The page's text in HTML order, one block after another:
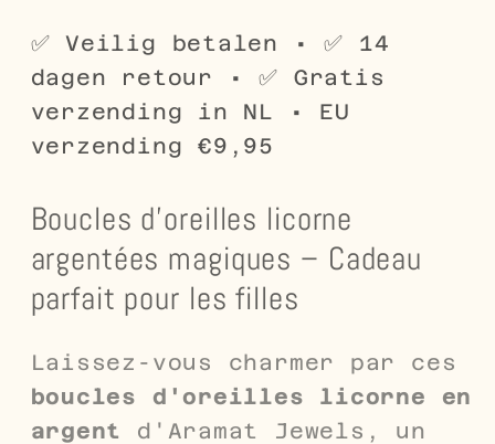
11
x
mm
11
x
15
mm
✅ Veilig betalen • ✅ 14
dagen retour • ✅ Gratis
verzending in NL • EU
verzending €9,95
Boucles d'oreilles licorne
argentées magiques – Cadeau
parfait pour les filles
Laissez-vous charmer par ces
boucles d'oreilles licorne en
argent
d'Aramat Jewels, un